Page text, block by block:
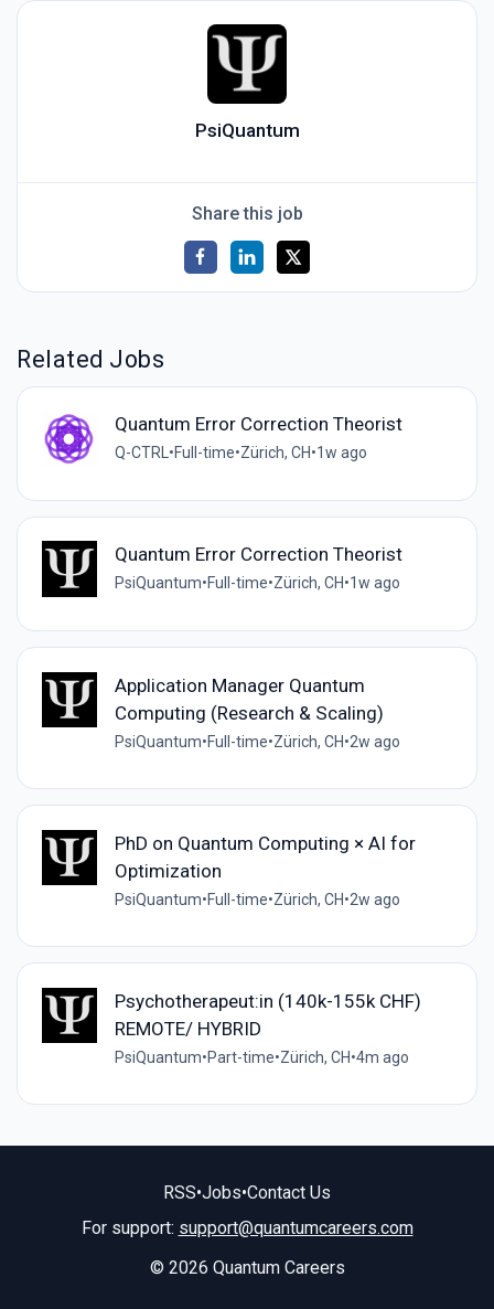
PsiQuantum
Share this job
Related Jobs
Quantum Error Correction Theorist
Q-CTRL •Full-time•Zürich, CH•1w ago
Quantum Error Correction Theorist
PsiQuantum•Full-time•Zürich, CH•1w ago
Application Manager Quantum
Computing (Research & Scaling)
PsiQuantum•Full-time•Zürich, CH•2w ago
PhD on Quantum Computing × AI for
Optimization
PsiQuantum•Full-time•Zürich, CH•2w ago
Psychotherapeut:in (140k-155k CHF)
REMOTE/ HYBRID
PsiQuantum•Part-time•Zürich, CH•4m ago
RSS•Jobs•Contact Us
For support: support@quantumcareers.com
© 2026 Quantum Careers